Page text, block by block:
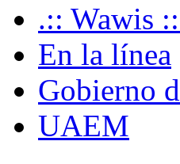
.:: Wawis
En la línea
Gobierno
UAEM